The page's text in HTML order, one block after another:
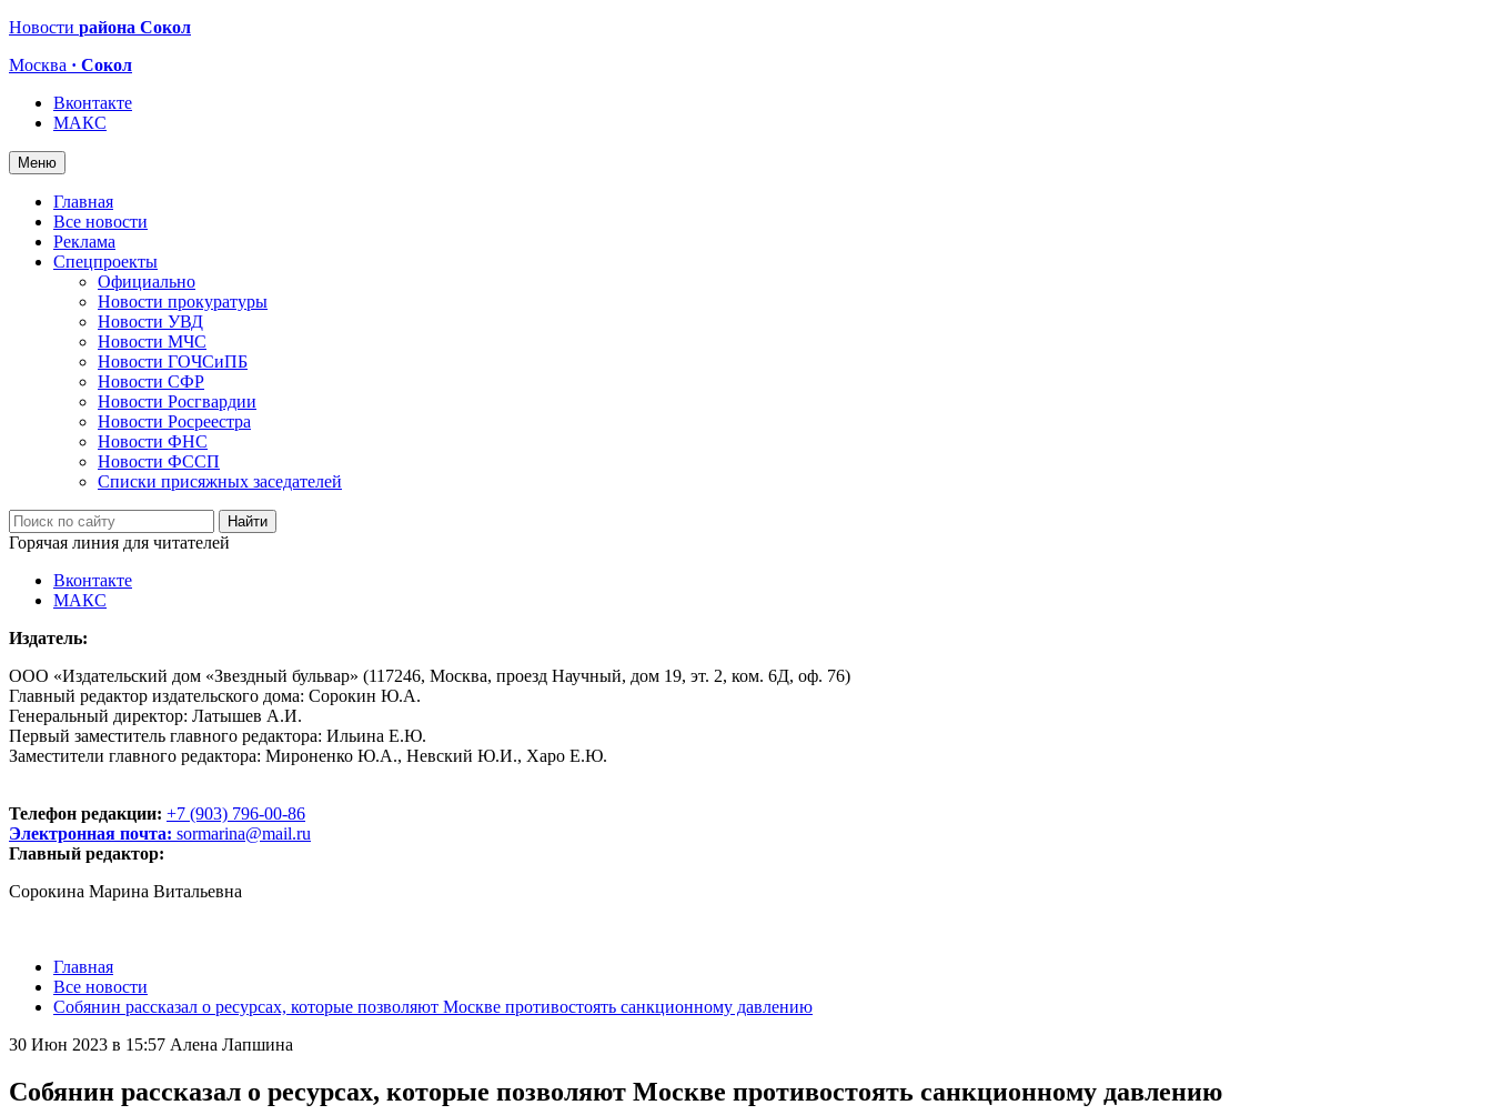
Новости района Сокол
Москва · Сокол
Вконтакте
МАКС
Меню
Главная
Все новости
Реклама
Спецпроекты
Официально
Новости прокуратуры
Новости УВД
Новости МЧС
Новости ГОЧСиПБ
Новости СФР
Новости Росгвардии
Новости Росреестра
Новости ФНС
Новости ФССП
Списки присяжных заседателей
Горячая линия для читателей
Вконтакте
МАКС
Издатель:
ООО «Издательский дом «Звездный бульвар» (117246, Москва, проезд Научный, дом 19, эт. 2, ком. 6Д, оф. 76)
Главный редактор издательского дома: Сорокин Ю.А.
Генеральный директор: Латышев А.И.
Первый заместитель главного редактора: Ильина Е.Ю.
Заместители главного редактора: Мироненко Ю.А., Невский Ю.И., Харо Е.Ю.
Телефон редакции: +7 (903) 796-00-86
Электронная почта: sormarina@mail.ru
Главный редактор:
Сорокина Марина Витальевна
Главная
Все новости
Собянин рассказал о ресурсах, которые позволяют Москве противостоять санкционному давлению
30 Июн 2023 в 15:57 Алена Лапшина
Собянин рассказал о ресурсах, которые позволяют Москве противостоять санкционному давлению